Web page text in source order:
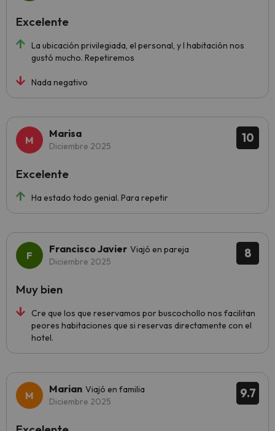
La ubicación privilegiada, el personal, y l habitación nos
gustó mucho. Repetiremos
Nada negativo
Excelente
10
Marisa
Diciembre 2025
Ha estado todo genial. Para repetir
Excelente
8
Francisco Javier Viajó en pareja
Diciembre 2025
Cre que los que reservamos por buscochollo nos facilitan
peores habitaciones que si reservas directamente con el
hotel.
Muy bien
9.7
Marian Viajó en familia
Diciembre 2025